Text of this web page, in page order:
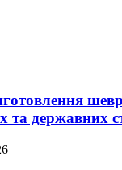
та державних